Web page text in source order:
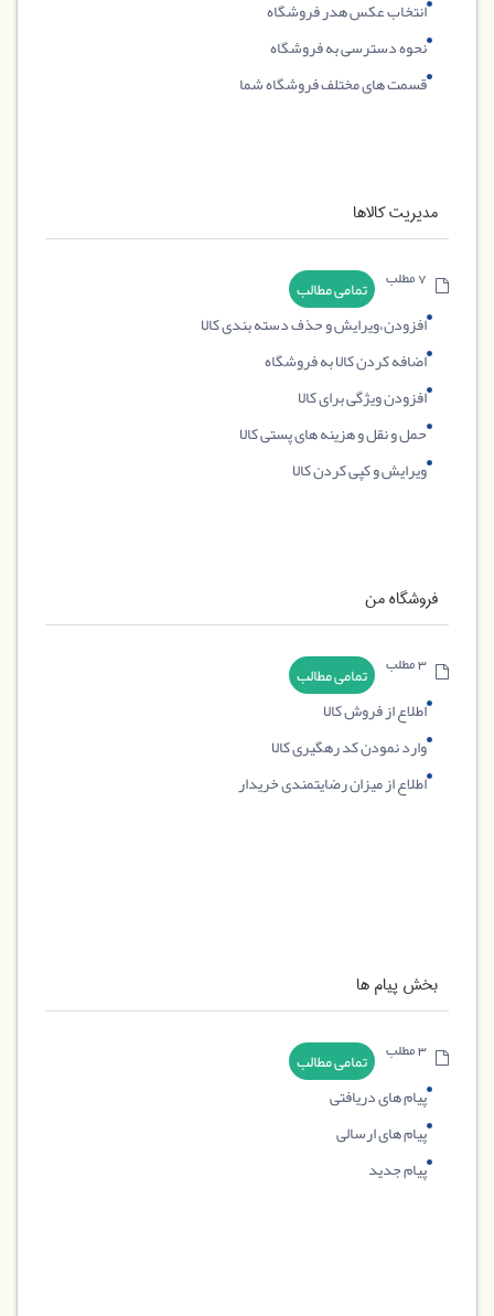
انتخاب عکس هدر فروشگاه
نحوه دسترسی به فروشگاه
قسمت های مختلف فروشگاه شما
مدیریت کالاها
7 مطلب
تمامی مطالب
افزودن،ویرایش و حذف دسته بندی کالا
اضافه کردن کالا به فروشگاه
افزودن ویژگی برای کالا
حمل و نقل و هزینه های پستی کالا
ویرایش و کپی کردن کالا
فروشگاه من
3 مطلب
تمامی مطالب
اطلاع از فروش کالا
وارد نمودن کد رهگیری کالا
اطلاع از میزان رضایتمندی خریدار
بخش پیام ها
3 مطلب
تمامی مطالب
پیام های دریافتی
پیام های ارسالی
پیام جدید